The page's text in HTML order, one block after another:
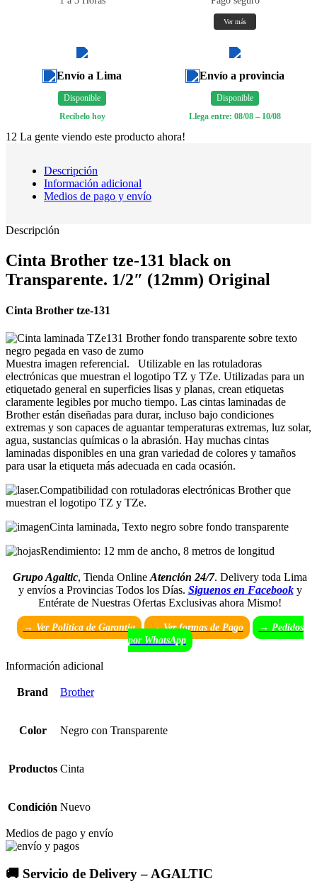
Ver más
Envío a Lima
Disponible
Recíbelo hoy
Envío a provincia
Disponible
Llega entre: 08/08 – 10/08
12 La gente viendo este producto ahora!
Descripción
Información adicional
Medios de pago y envío
Descripción
Cinta Brother tze-131 black on
Transparente. 1/2″ (12mm) Original
Cinta Brother tze-131
Muestra imagen referencial. Utilizable en las rotuladoras
electrónicas que muestran el logotipo TZ y TZe. Utilizadas para un
etiquetado general en superficies lisas y planas, crean etiquetas
claramente legibles por mucho tiempo. Las cintas laminadas de
Brother están diseñadas para durar, incluso bajo condiciones
extremas y son capaces de aguantar temperaturas extremas, luz solar,
agua, sustancias químicas o la abrasión. Hay muchas cintas
laminadas disponibles en una gran variedad de colores y tamaños
para usar la etiqueta más adecuada en cada ocasión.
Compatibilidad con rotuladoras electrónicas Brother que
muestran el logotipo TZ y TZe.
Cinta laminada, Texto negro sobre fondo transparente
Rendimiento: 12 mm de ancho, 8 metros de longitud
Grupo Agaltic, Tienda Online Atención 24/7. Delivery toda Lima
y envíos a Provincias Todos los Días. Siguenos en Facebooky
Entérate de Nuestras Ofertas Exclusivas ahora Mismo!
→ Ver Politica de Garantia → Ver formas de Pago
→ Pedidos
por WhatsApp
Información adicional
Brand Brother
Color Negro con Transparente
Productos Cinta
Condición Nuevo
Medios de pago y envío
🚚 Servicio de Delivery – AGALTIC